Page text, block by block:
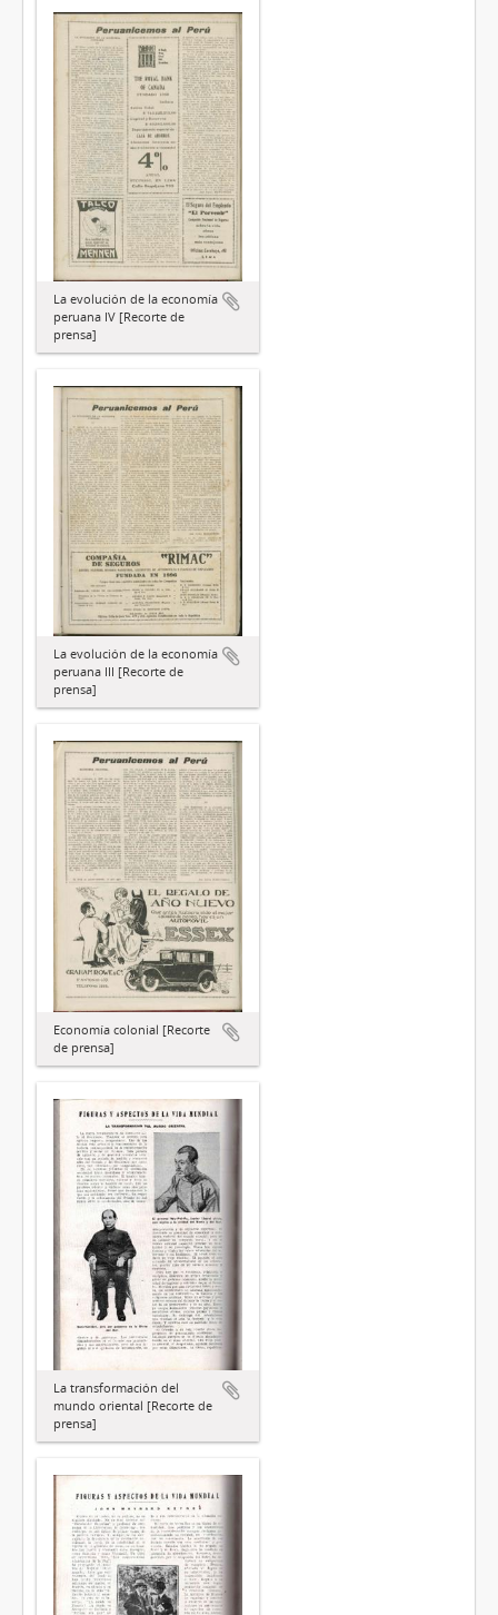
La evolución de la economía
peruana IV [Recorte de
prensa]
La evolución de la economía
peruana III [Recorte de
prensa]
Economía colonial [Recorte
de prensa]
La transformación del
mundo oriental [Recorte de
prensa]